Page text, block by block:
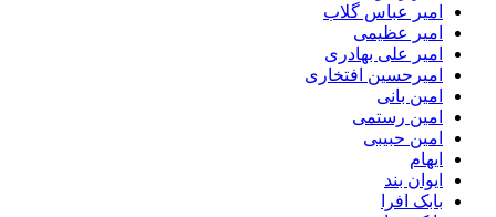
امیر عباس گلاب
امیر عظیمی
امیر علی بهادری
امیرحسین افتخاری
امین بانی
امین رستمی
امین حبیبی
ایهام
ایوان بند
بابک افرا